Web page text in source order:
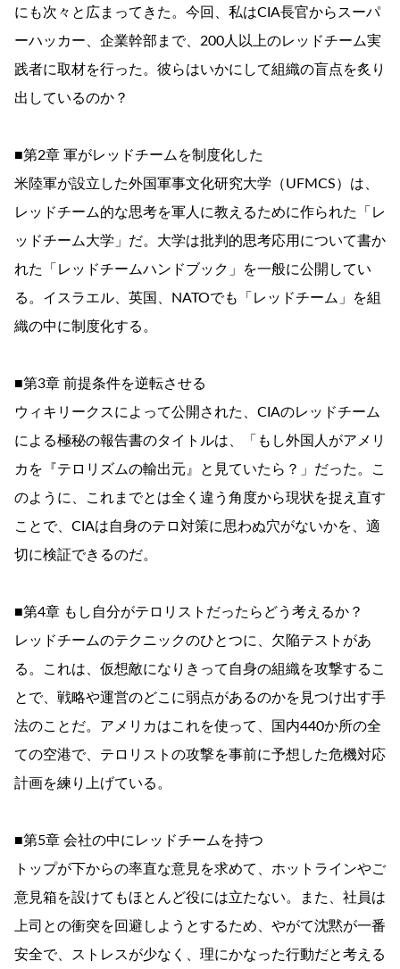
にも次々と広まってきた。今回、私はCIA長官からスーパ
ーハッカー、企業幹部まで、200人以上のレッドチーム実
践者に取材を行った。彼らはいかにして組織の盲点を炙り
出しているのか？
■第2章 軍がレッドチームを制度化した
米陸軍が設立した外国軍事文化研究大学（UFMCS）は、
レッドチーム的な思考を軍人に教えるために作られた「レ
ッドチーム大学」だ。大学は批判的思考応用について書か
れた「レッドチームハンドブック」を一般に公開してい
る。イスラエル、英国、NATOでも「レッドチーム」を組
織の中に制度化する。
■第3章 前提条件を逆転させる
ウィキリークスによって公開された、CIAのレッドチーム
による極秘の報告書のタイトルは、「もし外国人がアメリ
カを『テロリズムの輸出元』と見ていたら？」だった。こ
のように、これまでとは全く違う角度から現状を捉え直す
ことで、CIAは自身のテロ対策に思わぬ穴がないかを、適
切に検証できるのだ。
■第4章 もし自分がテロリストだったらどう考えるか？
レッドチームのテクニックのひとつに、欠陥テストがあ
る。これは、仮想敵になりきって自身の組織を攻撃するこ
とで、戦略や運営のどこに弱点があるのかを見つけ出す手
法のことだ。アメリカはこれを使って、国内440か所の全
ての空港で、テロリストの攻撃を事前に予想した危機対応
計画を練り上げている。
■第5章 会社の中にレッドチームを持つ
トップが下からの率直な意見を求めて、ホットラインやご
意見箱を設けてもほとんど役には立たない。また、社員は
上司との衝突を回避しようとするため、やがて沈黙が一番
安全で、ストレスが少なく、理にかなった行動だと考える